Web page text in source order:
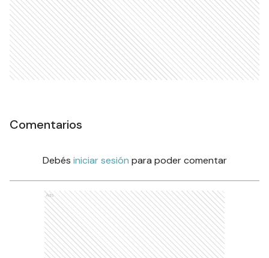
Comentarios
Debés iniciar sesión para poder comentar
Ads